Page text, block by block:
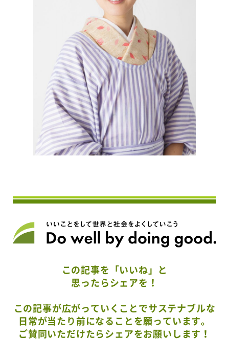
この記事を「いいね」と
思ったらシェアを！
この記事が広がっていくことでサステナブルな
日常が当たり前になることを願っています。
ご賛同いただけたらシェアをお願いします！